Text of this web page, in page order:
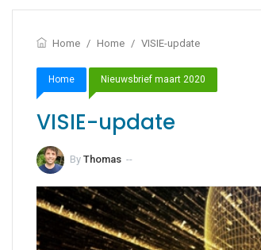
Home / Home / VISIE-update
Home Nieuwsbrief maart 2020
VISIE-update
By Thomas --